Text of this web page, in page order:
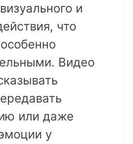
и
что
Видео
или даже
у